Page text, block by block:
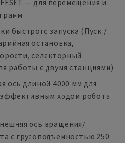
— для перемещения и
быстрого запуска (Пуск /
остановка,
селекторный
работы с двумя станциями)
ось длиной 4000 мм для
ходом робота
ось вращения/
с грузоподъемностью 250